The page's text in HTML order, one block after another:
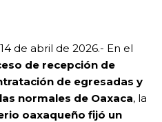
de abril de 2026.- En el
de recepción de
de egresadas y
normales de Oaxaca, la
oaxaqueño fijó un